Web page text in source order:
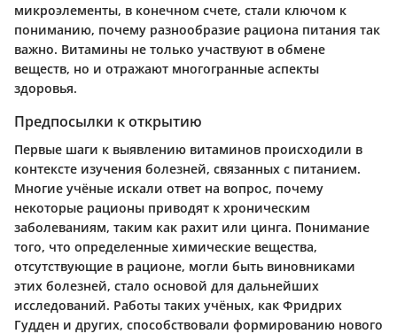
микроэлементы, в конечном счете, стали ключом к
пониманию, почему разнообразие рациона питания так
важно. Витамины не только участвуют в обмене
веществ, но и отражают многогранные аспекты
здоровья.
Предпосылки к открытию
Первые шаги к выявлению витаминов происходили в
контексте изучения болезней, связанных с питанием.
Многие учёные искали ответ на вопрос, почему
некоторые рационы приводят к хроническим
заболеваниям, таким как рахит или цинга. Понимание
того, что определенные химические вещества,
отсутствующие в рационе, могли быть виновниками
этих болезней, стало основой для дальнейших
исследований. Работы таких учёных, как Фридрих
Гудден и других, способствовали формированию нового